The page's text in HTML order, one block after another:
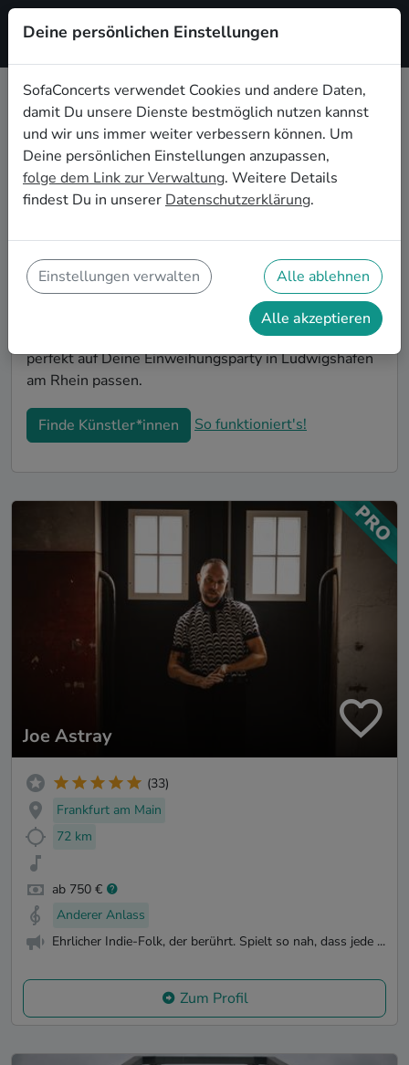
Registrieren
Punk Live-Musik für die
Einweihungsparty in Ludwigshafen
am Rhein
Du bist gerade in Deine neue Wohnung eingezogen
Einweihungsparty in Ludwigshafen am Rhein kannst
Du Dir sicher sein, dass Deine Wohnung im richtigen
Glanz erstrahlt. Auf SofaConcerts findest Du
professionelle und authentische Live-Acts, die
perfekt auf Deine Einweihungsparty in Ludwigshafen
am Rhein passen.
Finde Künstler*innen So funktioniert's!
Joe Astray
(33)
Frankfurt am Main
72 km
ab 750 €
Anderer Anlass
Ehrlicher Indie-Folk, der berührt. Spielt so nah, dass jede ...
Zum Profil
Deine persönlichen Einstellungen
SofaConcerts verwendet Cookies und andere Daten,
damit Du unsere Dienste bestmöglich nutzen kannst
und wir uns immer weiter verbessern können. Um
Deine persönlichen Einstellungen anzupassen,
folge dem Link zur Verwaltung. Weitere Details
findest Du in unserer Datenschutzerklärung.
Einstellungen verwalten Alle ablehnen
Alle akzeptieren